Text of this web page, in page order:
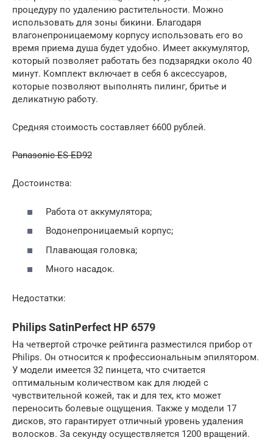
процедуру по удалению растительности. Можно
использовать для зоны бикини. Благодаря
влагонепроницаемому корпусу использовать его во
время приема душа будет удобно. Имеет аккумулятор,
который позволяет работать без подзарядки около 40
минут. Комплект включает в себя 6 аксессуаров,
которые позволяют выполнять пилинг, бритье и
деликатную работу.
Средняя стоимость составляет 6600 рублей.
Panasonic ES-ED92
Достоинства:
Работа от аккумулятора;
Водонепроницаемый корпус;
Плавающая головка;
Много насадок.
Недостатки:
Philips SatinPerfect HP 6579
На четвертой строчке рейтинга разместился прибор от
Philips. Он относится к профессиональным эпилятором.
У модели имеется 32 пинцета, что считается
оптимальным количеством как для людей с
чувствительной кожей, так и для тех, кто может
переносить болевые ощущения. Также у модели 17
дисков, это гарантирует отличный уровень удаления
волосков. За секунду осуществляется 1200 вращений.